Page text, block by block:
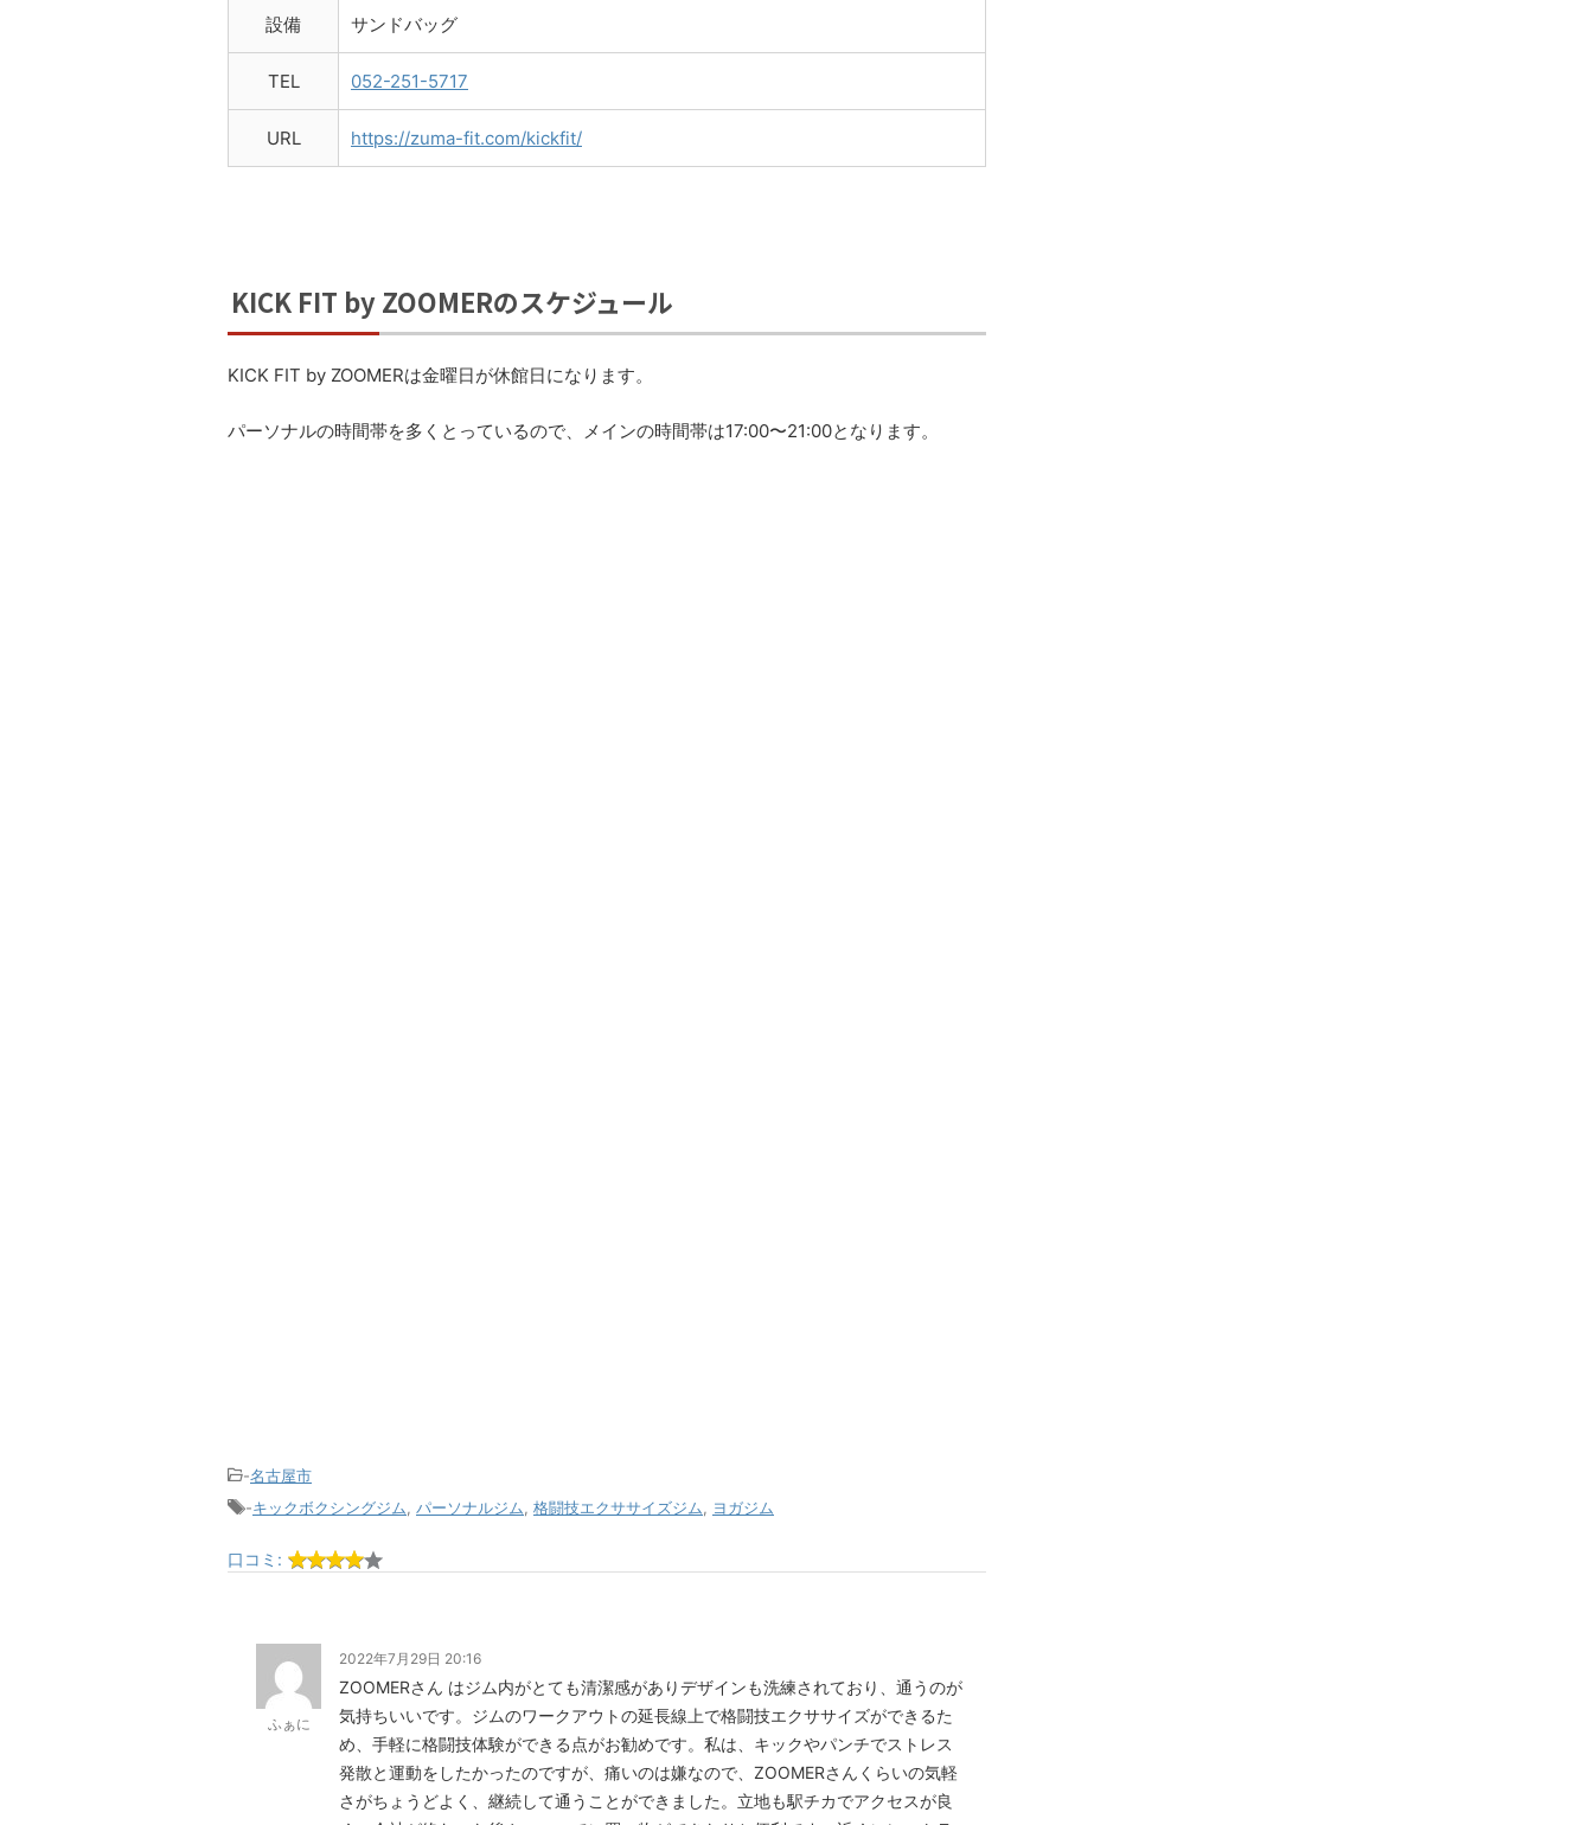
設備 サンドバッグ
TEL 052-251-5717
URL https://zuma-fit.com/kickfit/
KICK FIT by ZOOMERのスケジュール
KICK FIT by ZOOMERは金曜日が休館日になります。
パーソナルの時間帯を多くとっているので、メインの時間帯は17:00〜21:00となります。
-名古屋市
-キックボクシングジム パーソナルジム 格闘技エクササイズジム ヨガジム
口コミ:
ふぁに
2022年7月29日 20:16
ZOOMERさん はジム内がとても清潔感がありデザインも洗練されており、通うのが
気持ちいいです。ジムのワークアウトの延長線上で格闘技エクササイズができるた
め、手軽に格闘技体験ができる点がお勧めです。私は、キックやパンチでストレス
発散と運動をしたかったのですが、痛いのは嫌なので、ZOOMERさんくらいの気軽
さがちょうどよく、継続して通うことができました。立地も駅チカでアクセスが良